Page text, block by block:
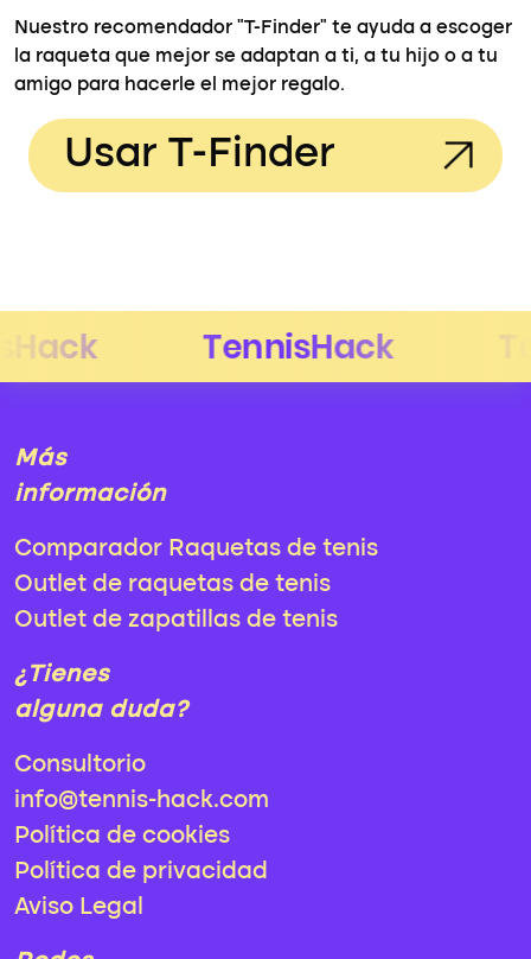
Nuestro recomendador "T-Finder" te ayuda a escoger
la raqueta que mejor se adaptan a ti, a tu hijo o a tu
amigo para hacerle el mejor regalo.
Usar T-Finder
Más
información
Comparador Raquetas de tenis
Outlet de raquetas de tenis
Outlet de zapatillas de tenis
¿Tienes
alguna duda?
Consultorio
info@tennis-hack.com
Política de cookies
Política de privacidad
Aviso Legal